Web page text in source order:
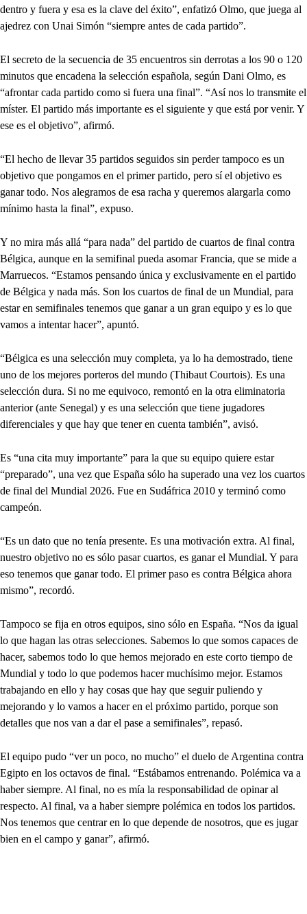
dentro y fuera y esa es la clave del éxito”, enfatizó Olmo, que juega al
ajedrez con Unai Simón “siempre antes de cada partido”.
El secreto de la secuencia de 35 encuentros sin derrotas a los 90 o 120
minutos que encadena la selección española, según Dani Olmo, es
“afrontar cada partido como si fuera una final”. “Así nos lo transmite el
míster. El partido más importante es el siguiente y que está por venir. Y
ese es el objetivo”, afirmó.
“El hecho de llevar 35 partidos seguidos sin perder tampoco es un
objetivo que pongamos en el primer partido, pero sí el objetivo es
ganar todo. Nos alegramos de esa racha y queremos alargarla como
mínimo hasta la final”, expuso.
Y no mira más allá “para nada” del partido de cuartos de final contra
Bélgica, aunque en la semifinal pueda asomar Francia, que se mide a
Marruecos. “Estamos pensando única y exclusivamente en el partido
de Bélgica y nada más. Son los cuartos de final de un Mundial, para
estar en semifinales tenemos que ganar a un gran equipo y es lo que
vamos a intentar hacer”, apuntó.
“Bélgica es una selección muy completa, ya lo ha demostrado, tiene
uno de los mejores porteros del mundo (Thibaut Courtois). Es una
selección dura. Si no me equivoco, remontó en la otra eliminatoria
anterior (ante Senegal) y es una selección que tiene jugadores
diferenciales y que hay que tener en cuenta también”, avisó.
Es “una cita muy importante” para la que su equipo quiere estar
“preparado”, una vez que España sólo ha superado una vez los cuartos
de final del Mundial 2026. Fue en Sudáfrica 2010 y terminó como
campeón.
“Es un dato que no tenía presente. Es una motivación extra. Al final,
nuestro objetivo no es sólo pasar cuartos, es ganar el Mundial. Y para
eso tenemos que ganar todo. El primer paso es contra Bélgica ahora
mismo”, recordó.
Tampoco se fija en otros equipos, sino sólo en España. “Nos da igual
lo que hagan las otras selecciones. Sabemos lo que somos capaces de
hacer, sabemos todo lo que hemos mejorado en este corto tiempo de
Mundial y todo lo que podemos hacer muchísimo mejor. Estamos
trabajando en ello y hay cosas que hay que seguir puliendo y
mejorando y lo vamos a hacer en el próximo partido, porque son
detalles que nos van a dar el pase a semifinales”, repasó.
El equipo pudo “ver un poco, no mucho” el duelo de Argentina contra
Egipto en los octavos de final. “Estábamos entrenando. Polémica va a
haber siempre. Al final, no es mía la responsabilidad de opinar al
respecto. Al final, va a haber siempre polémica en todos los partidos.
Nos tenemos que centrar en lo que depende de nosotros, que es jugar
bien en el campo y ganar”, afirmó.